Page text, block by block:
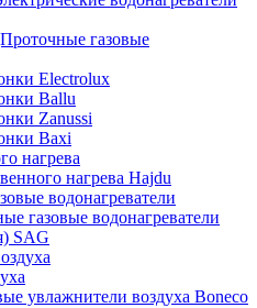
газовые
Electrolux
Ballu
Zanussi
Baxi
нагрева
нагрева Hajdu
водонагреватели
газовые водонагреватели
SAG
увлажнители воздуха Boneco